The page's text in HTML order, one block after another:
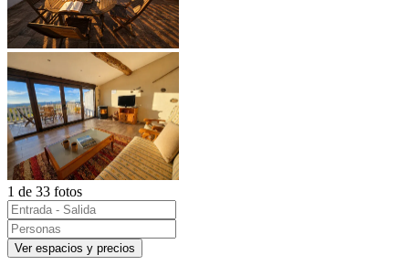
1 de 33 fotos
Ver espacios y precios